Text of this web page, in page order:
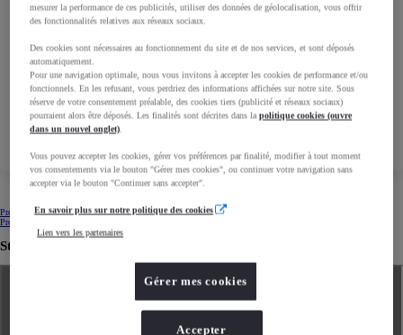
Horaires Véhicules d'occasion
Horaires Atelier
Prendre un rendez-vous commercialPrendre un rendez-vous commercial
Prendre un rendez-vous atelier
Stock de véhicules neufs
mesurer la performance de ces publicités, utiliser des données de géolocalisation, vous offrir
des fonctionnalités relatives aux réseaux sociaux.
Des cookies sont nécessaires au fonctionnement du site et de nos services, et sont déposés
automatiquement.
Pour une navigation optimale, nous vous invitons à accepter les cookies de performance et/ou
fonctionnels. En les refusant, vous perdriez des informations affichées sur notre site. Sous
réserve de votre consentement préalable, des cookies tiers (publicité et réseaux sociaux)
pourraient alors être déposés. Les finalités sont décrites dans lapolitique cookies (ouvre
dans un nouvel onglet).
Vous pouvez accepter les cookies, gérer vos préférences par finalité, modifier à tout moment
vos consentements via le bouton "Gérer mes cookies", ou continuer votre navigation sans
accepter via le bouton "Continuer sans accepter".
En savoir plus sur notre politique des cookies
Lien vers les partenaires
Gérer mes cookies
Accepter